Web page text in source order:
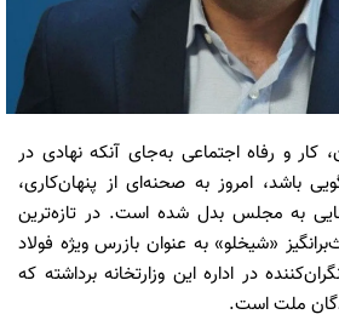
کار و رفاه اجتماعی به‌جای آنکه نهادی در
باشد، امروز به صحنه‌ای از پنهان‌کاری،
به مجلس بدل شده است. در تازه‌ترین
«شیخلو» به عنوان بازرس ویژه فولاد
در اداره این وزارتخانه برداشته که
ملت است.